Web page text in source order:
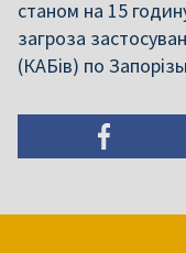
станом на 15
загроза
(КАБів) по